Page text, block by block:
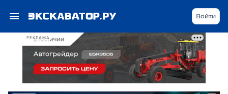
РЕКЛАМА
Войти